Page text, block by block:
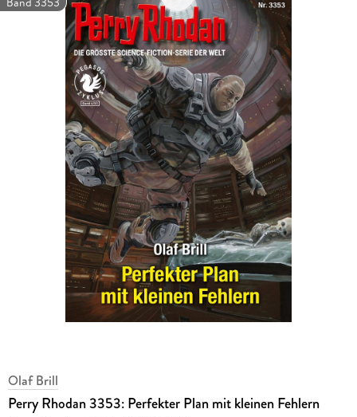
Olaf Brill
Perry Rhodan 3353: Perfekter Plan mit kleinen Fehlern